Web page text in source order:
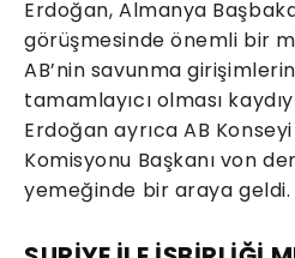
Erdoğan, Almanya
görüşmesinde önemli bir
AB’nin savunma
tamamlayıcı olması
Erdoğan ayrıca AB
Komisyonu Başkanı von
yemeğinde bir araya geldi.